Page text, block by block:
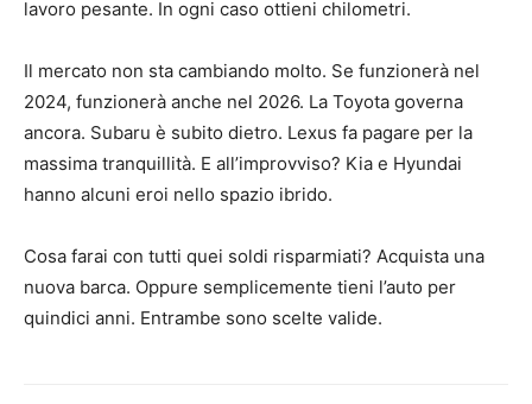
lavoro pesante. In ogni caso ottieni chilometri.
Il mercato non sta cambiando molto. Se funzionerà nel
2024, funzionerà anche nel 2026. La Toyota governa
ancora. Subaru è subito dietro. Lexus fa pagare per la
massima tranquillità. E all’improvviso? Kia e Hyundai
hanno alcuni eroi nello spazio ibrido.
Cosa farai con tutti quei soldi risparmiati? Acquista una
nuova barca. Oppure semplicemente tieni l’auto per
quindici anni. Entrambe sono scelte valide.